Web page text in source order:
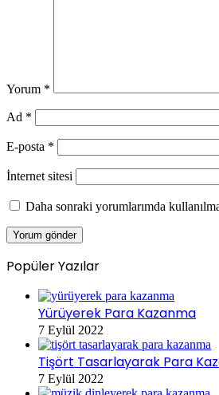
Yorum *
Ad *
E-posta *
İnternet sitesi
Daha sonraki yorumlarımda
Popüler Yazılar
Yürüyerek Para Kazanma
7 Eylül 2022
Tişört Tasarlayarak Para
7 Eylül 2022